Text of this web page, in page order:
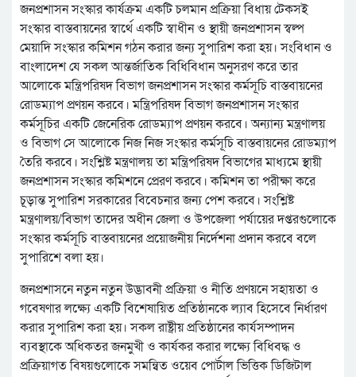
জনপ্রশাসন সংস্কার কার্যক্রম একটি চলমান প্রক্রিয়া বিধায় টেকসই
সংস্কার বাস্তবায়নের স্বার্থে একটি স্বাধীন ও স্থায়ী জনপ্রশাসন স্বল্প
মেয়াদি সংস্কার কমিশন গঠন করার জন্য সুপারিশ করা হয়। সংবিধান ও
বাংলাদেশ যে সকল আন্তর্জাতিক বিধিবিধান অনুসরণ করে তার
আলোকে মন্ত্রিপরিষদ বিভাগ জনপ্রশাসন সংস্কার কর্মসূচি বাস্তবায়নের
রোডম্যাপ প্রণয়ন করবে। মন্ত্রিপরিষদ বিভাগ জনপ্রশাসন সংস্কার
কর্মসূচির একটি জেনেরিক রোডম্যাপ প্রণয়ন করবে। অন্যান্য মন্ত্রণালয়
ও বিভাগ সে আলোকে নিজ নিজ সংস্কার কর্মসূচি বাস্তবায়নের রোডম্যাপ
তৈরি করবে। সংশ্লিষ্ট মন্ত্রণালয় তা মন্ত্রিপরিষদ বিভাগের মাধ্যমে স্থায়ী
জনপ্রশাসন সংস্কার কমিশনে প্রেরণ করবে। কমিশন তা পরীক্ষা করে
চূড়ান্ত সুপারিশ সরকারের বিবেচনার জন্য পেশ করবে। সংশ্লিষ্ট
মন্ত্রণালয়/বিভাগ তাদের অধীন জেলা ও উপজেলা পর্যায়ের দপ্তরগুলোকে
সংস্কার কর্মসূচি বাস্তবায়নের প্রয়োজনীয় নির্দেশনা প্রদান করবে বলে
সুপারিশে বলা হয়।
জনপ্রশাসনে নতুন নতুন উদ্ভাবনী প্রক্রিয়া ও নীতি প্রণয়নে সহায়তা ও
গবেষণার লক্ষ্যে একটি বিশেষায়িত প্রতিষ্ঠানকে ল্যাব হিসেবে নির্ধারণ
করার সুপারিশ করা হয়। সকল রাষ্ট্রীয় প্রতিষ্ঠানের কার্যসম্পাদন
ব্যবস্থাকে অধিকতর জনমুখী ও কার্যকর করার লক্ষ্যে বিধিবদ্ধ ও
প্রক্রিয়াগত বিষয়গুলোকে সমন্বিত ওয়েব পোর্টাল ভিত্তিক ডিজিটাল